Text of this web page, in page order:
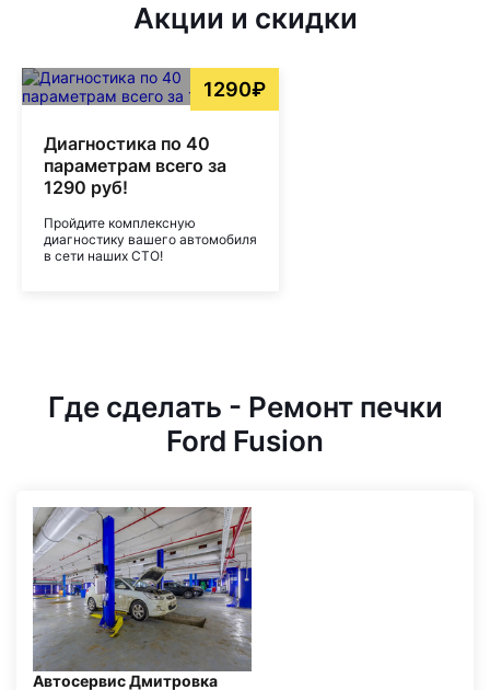
Акции и скидки
1290₽
Диагностика по 40
параметрам всего за
1290 руб!
Пройдите комплексную
диагностику вашего автомобиля
в сети наших СТО!
Где сделать - Ремонт печки
Ford Fusion
Автосервис Дмитровка